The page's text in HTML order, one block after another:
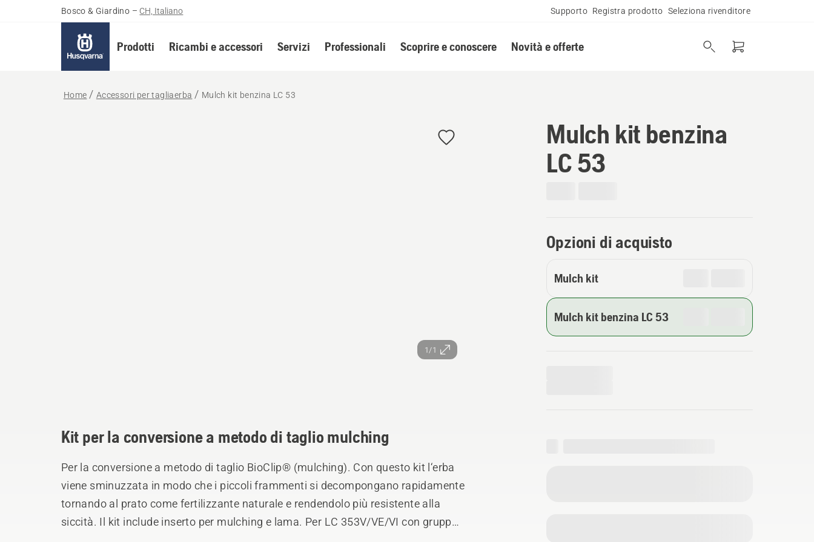
Bosco & Giardino – CH, Italiano Supporto Registra prodotto Seleziona rivenditore
Prodotti Ricambi e accessori Servizi Professionali Scoprire e conoscere Novità e offerte
Home Accessori per tagliaerba Mulch kit benzina LC 53
1/1
Mulch kit benzina
LC 53
Opzioni di acquisto
Mulch kit
Mulch kit benzina LC 53
Kit per la conversione a metodo di taglio mulching
Per la conversione a metodo di taglio BioClip® (mulching). Con questo kit l‘erba
viene sminuzzata in modo che i piccoli frammenti si decompongano rapidamente
tornando al prato come fertilizzante naturale e rendendolo più resistente alla
siccità. Il kit include inserto per mulching e lama. Per LC 353V/VE/VI con gruppo